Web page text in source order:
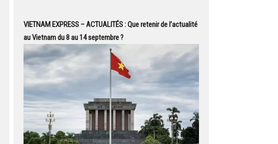
VIETNAM EXPRESS – ACTUALITÉS : Que retenir de l’actualité
au Vietnam du 8 au 14 septembre ?